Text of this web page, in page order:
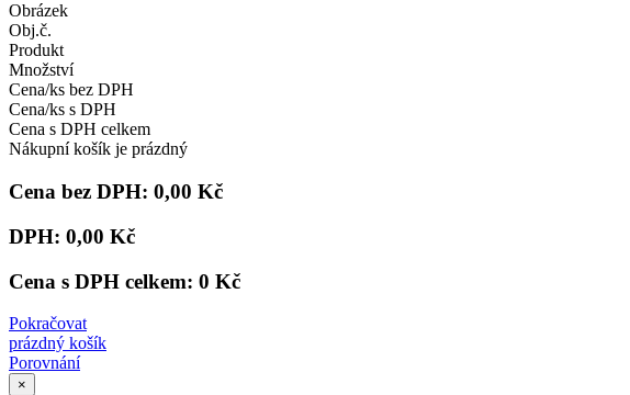
Obrázek
Obj.č.
Produkt
Množství
Cena/ks bez DPH
Cena/ks s DPH
Cena s DPH celkem
Nákupní košík je prázdný
Cena bez DPH: 0,00 Kč
DPH: 0,00 Kč
Cena s DPH celkem: 0 Kč
Pokračovat
prázdný košík
Porovnání
×